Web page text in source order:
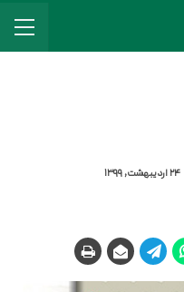
24 اردیبهشت, 1399